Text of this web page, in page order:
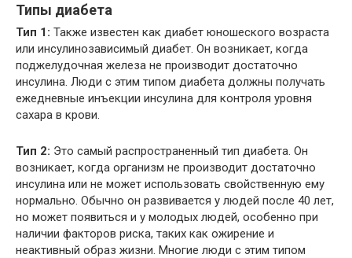
Типы диабета
Тип 1: Также известен как диабет юношеского возраста
или инсулинозависимый диабет. Он возникает, когда
поджелудочная железа не производит достаточно
инсулина. Люди с этим типом диабета должны получать
ежедневные инъекции инсулина для контроля уровня
сахара в крови.
Тип 2: Это самый распространенный тип диабета. Он
возникает, когда организм не производит достаточно
инсулина или не может использовать свойственную ему
нормально. Обычно он развивается у людей после 40 лет,
но может появиться и у молодых людей, особенно при
наличии факторов риска, таких как ожирение и
неактивный образ жизни. Многие люди с этим типом